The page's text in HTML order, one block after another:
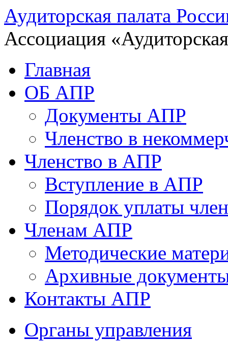
Аудиторская палата
Ассоциация
Главная
ОБ АПР
Документы АПР
Членство в
Членство в АПР
Вступление в АПР
Порядок уплаты
Членам АПР
Методические
Архивные
Контакты АПР
Органы управления